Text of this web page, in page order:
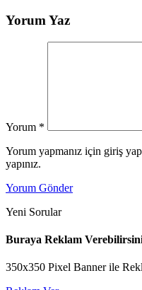
Yorum Yaz
Yorum *
Yorum yapmanız için giriş
yapınız.
Yorum Gönder
Yeni Sorular
Buraya Reklam
350x350 Pixel Banner ile